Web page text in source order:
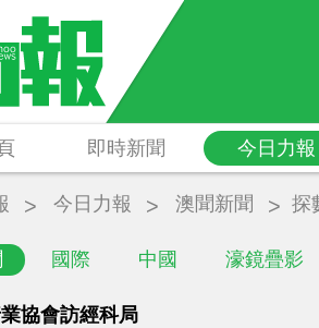
即時新聞 今日力報
國際 中國 濠鏡疊影
今日力報 澳聞新聞 探
協會訪經科局